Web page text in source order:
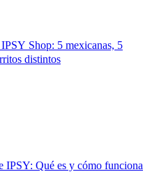
Shop: 5 mexicanas, 5
distintos
IPSY: Qué es y cómo funciona